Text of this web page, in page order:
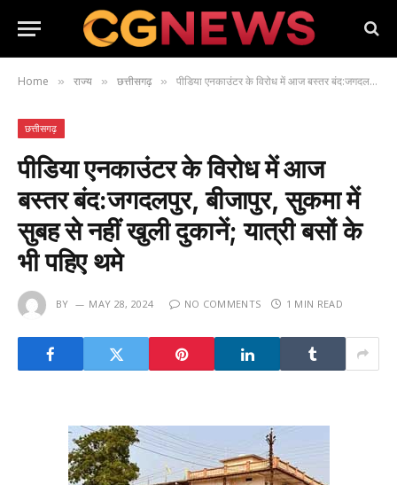
Home » राज्य » छत्तीसगढ़ » पीडिया एनकाउंटर के विरोध में आज बस्तर बंद:जगदलपुर, बीजापुर, सुकमा में सुबह से नहीं खुली दुकानें; यात्री बसों के भी पहिए थमे
छत्तीसगढ़
पीडिया एनकाउंटर के विरोध में आज
बस्तर बंद:जगदलपुर, बीजापुर, सुकमा में
सुबह से नहीं खुली दुकानें; यात्री बसों के
भी पहिए थमे
BY MAY 28, 2024 NO COMMENTS 1 MIN READ